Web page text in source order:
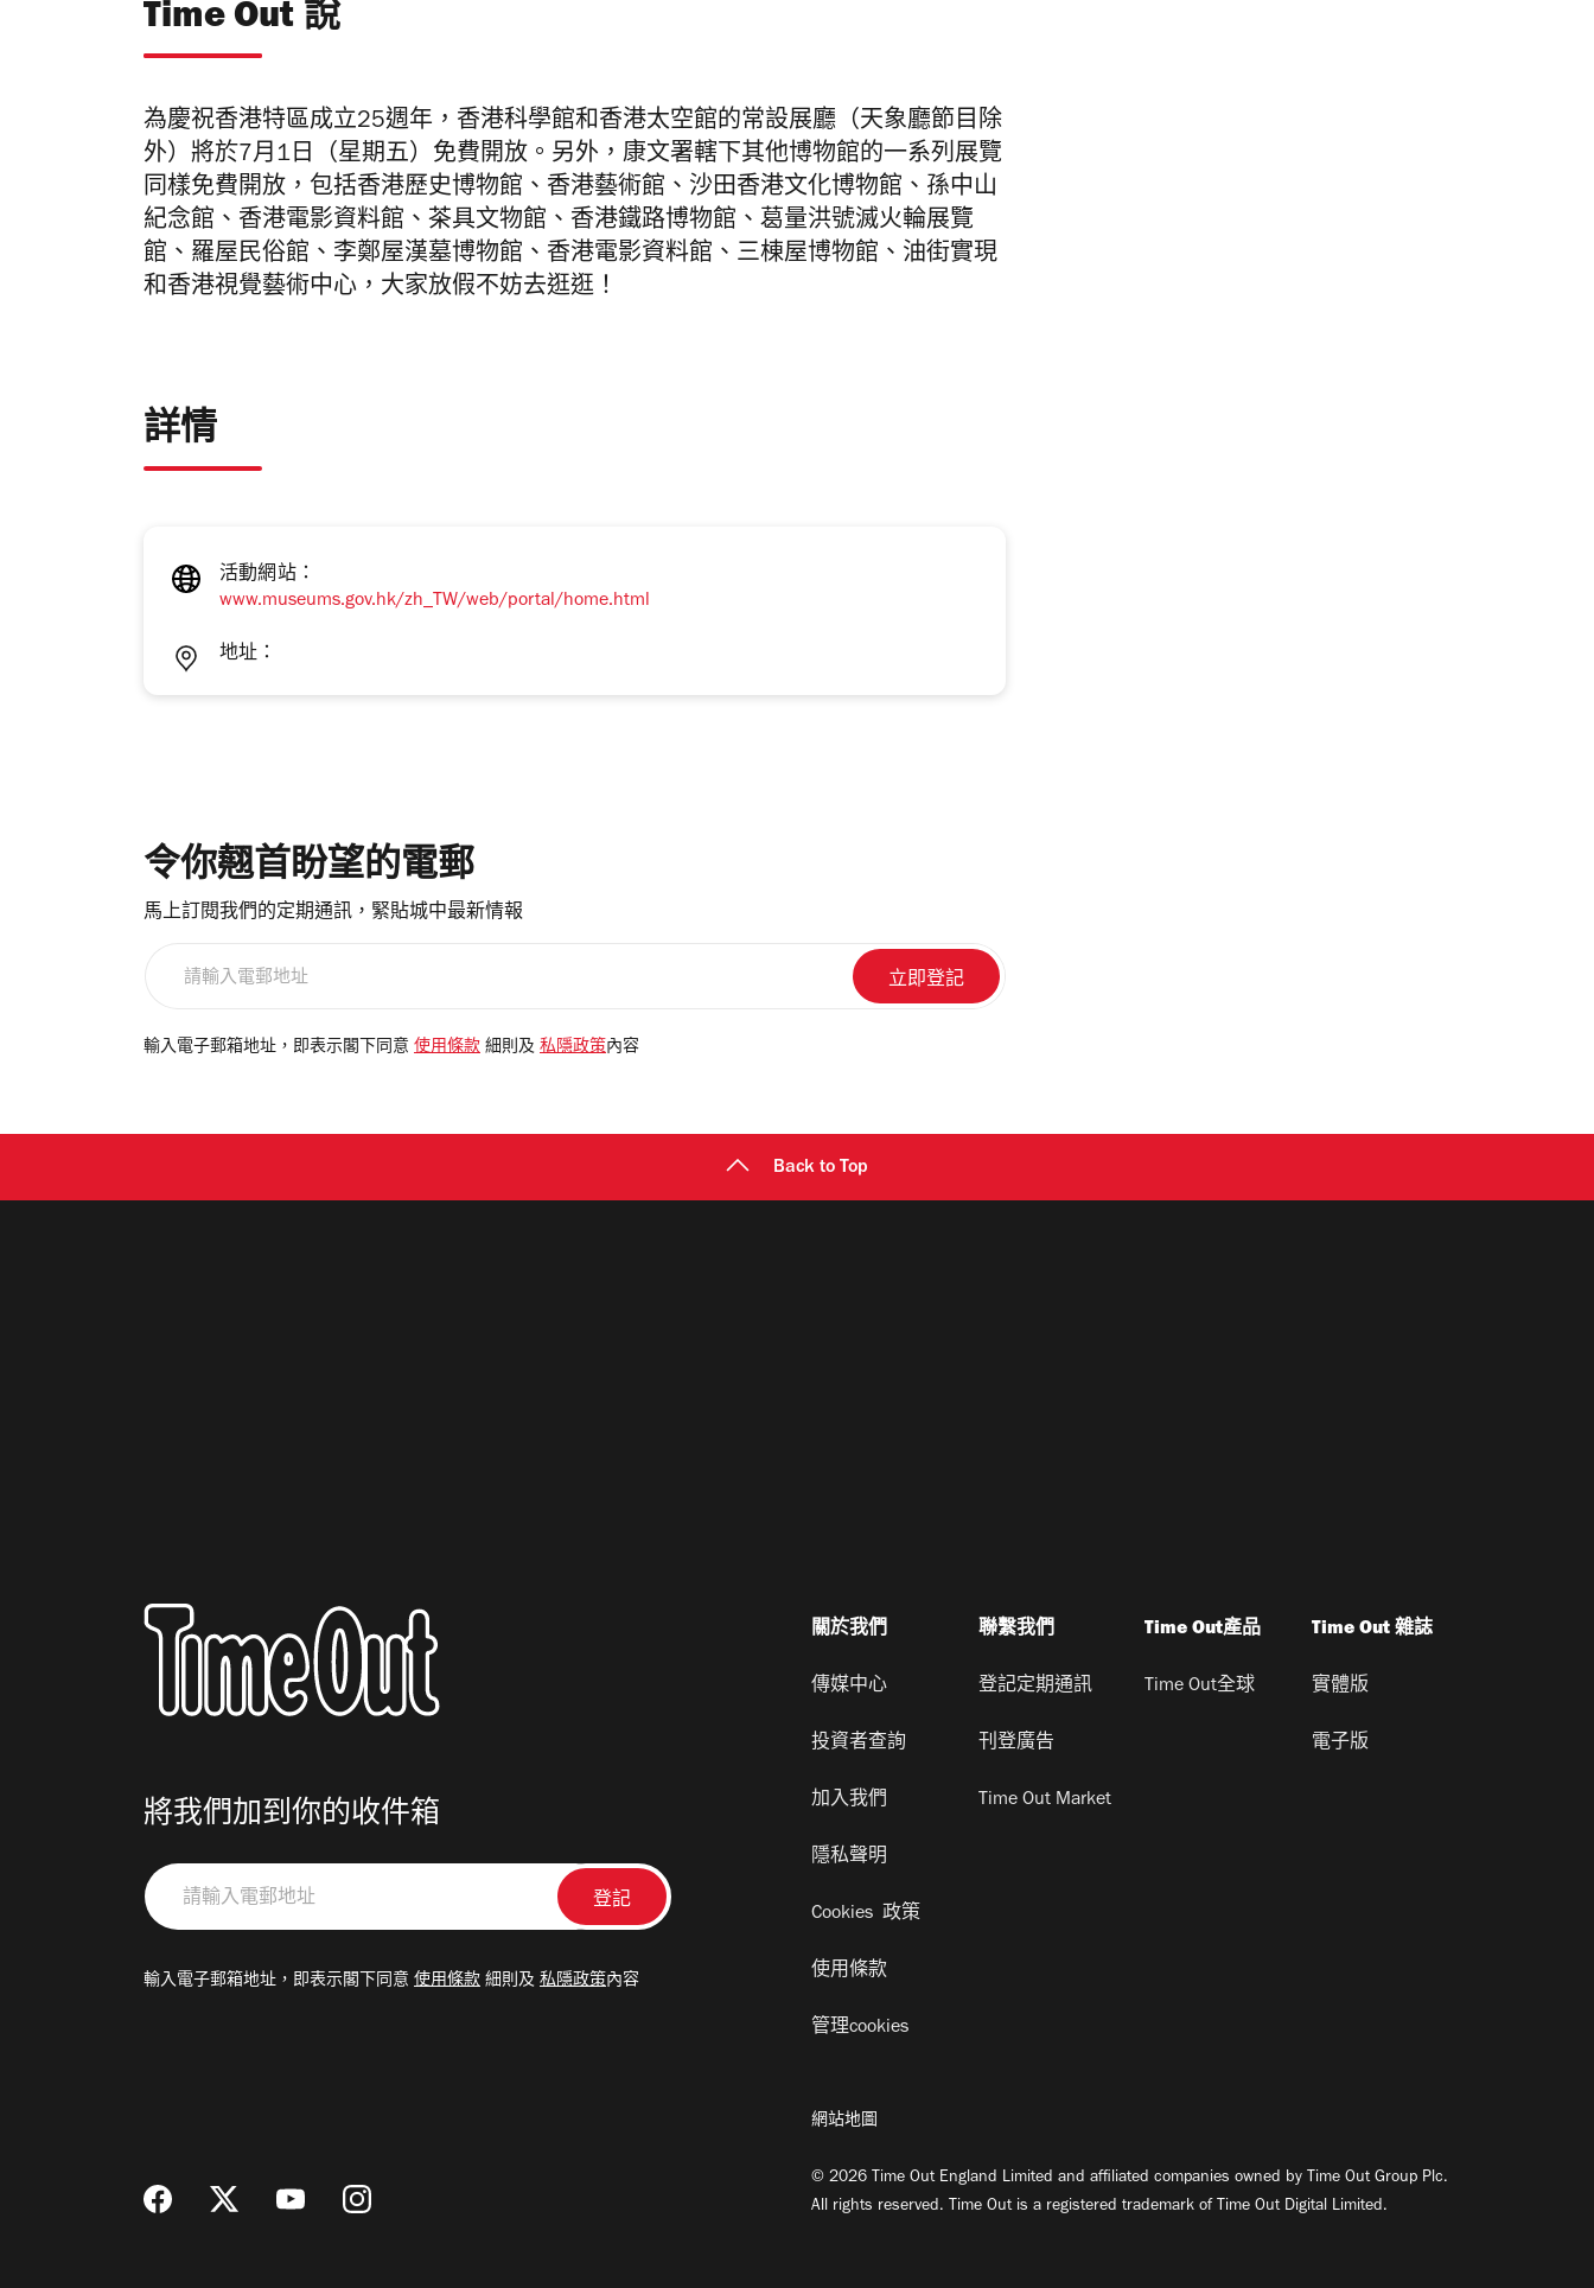
Time Out 說
為慶祝香港特區成立25週年，香港科學館和香港太空館的常設展廳（天象廳節目除
外）將於7月1日（星期五）免費開放。另外，康文署轄下其他博物館的一系列展覽
同樣免費開放，包括香港歷史博物館、香港藝術館、沙田香港文化博物館、孫中山
紀念館、香港電影資料館、茶具文物館、香港鐵路博物館、葛量洪號滅火輪展覽
館、羅屋民俗館、李鄭屋漢墓博物館、香港電影資料館、三棟屋博物館、油街實現
和香港視覺藝術中心，大家放假不妨去逛逛！
詳情
活動網站：
www.museums.gov.hk/zh_TW/web/portal/home.html
地址：
令你翹首盼望的電郵
馬上訂閱我們的定期通訊，緊貼城中最新情報
電
輸入電子郵箱地址，即表示閣下同意 使用條款 細則及 私隱政策 內容
Back to Top
將我們加到你的收件箱
請
輸
郵
輸入電子郵箱地址，即表示閣下同意 使用條款 細則及 私隱政策內容
關於我們
傳媒中心
投資者查詢
加入我們
隱私聲明
Cookies 政策
使用條款
管理cookies
聯繫我們
登記定期通訊
刊登廣告
Time Out Market
Time Out產品
Time Out全球
Time Out 雜誌
實體版
電子版
網站地圖
© 2026 Time Out England Limited and affiliated companies owned by Time Out Group Plc.
All rights reserved. Time Out is a registered trademark of Time Out Digital Limited.